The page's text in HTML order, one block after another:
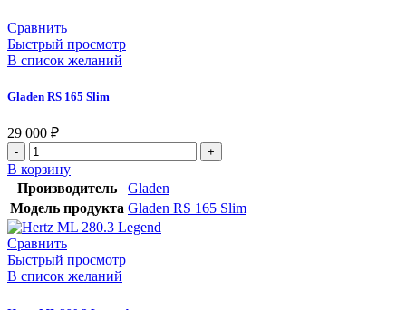
Сравнить
Быстрый просмотр
В список желаний
Gladen RS 165 Slim
29 000 ₽
В корзину
Производитель
Gladen
Модель продукта Gladen RS 165 Slim
Сравнить
Быстрый просмотр
В список желаний